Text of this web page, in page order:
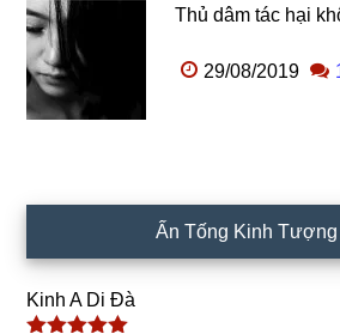
Thủ dâm tác hại
29/08/2019
Ấn Tống Kinh Tượng
Kinh A Di Đà